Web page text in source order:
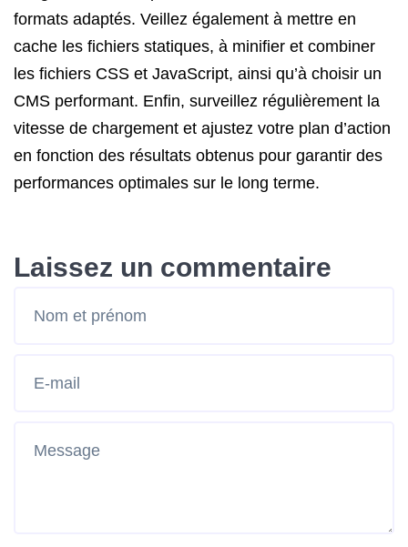
formats adaptés. Veillez également à mettre en
cache les fichiers statiques, à minifier et combiner
les fichiers CSS et JavaScript, ainsi qu’à choisir un
CMS performant. Enfin, surveillez régulièrement la
vitesse de chargement et ajustez votre plan d’action
en fonction des résultats obtenus pour garantir des
performances optimales sur le long terme.
Laissez un commentaire